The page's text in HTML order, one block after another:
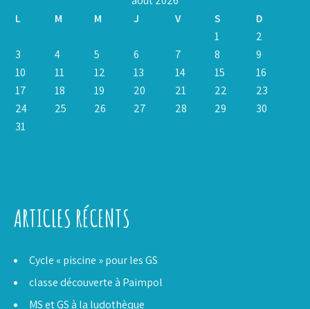
L
M M J V S
D
1
2
3
4 5 6 7 8
9
10
11 12 13 14 15
16
17
18 19 20 21 22
23
24
25 26 27 28 29
30
31
ARTICLES RÉCENTS
Cycle « piscine » pour les GS
classe découverte à Paimpol
MS et GS à la ludothèque